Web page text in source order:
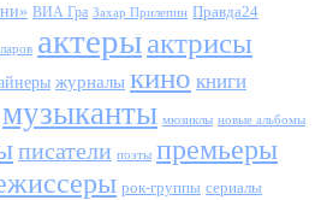
ВИА Гра Захар Прилепин Правда24
актерыактрисы
журналы кино книги
музыканты мюзиклы новые альбомы
писатели поэты премьеры
рок-группы сериалы